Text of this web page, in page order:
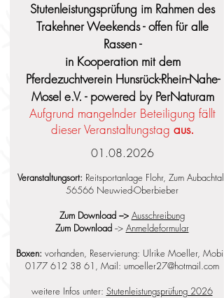
Stutenleistungsprüfung im Rahmen des
Trakehner Weekends - offen für alle
Rassen -
in Kooperation mit dem
Pferdezuchtverein Hunsrück-Rhein-Nahe-
Mosel e.V. - powered by PerNaturam
Aufgrund mangelnder Beteiligung fällt
dieser Veranstaltungstag aus.
01.08.2026
Veranstaltungsort: Reitsportanlage Flohr, Zum Aubachtal,
56566 Neuwied-Oberbieber
Zum Download ---> Ausschreibung
Zum Download--> Anmeldeformular
Boxen: vorhanden, Reservierung: Ulrike Moeller, Mobil:
0177 612 38 61 , Mail: umoeller27@hotmail.com
weitere Infos unter: Stutenleistungsprüfung 2026